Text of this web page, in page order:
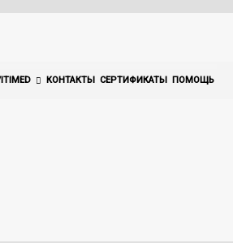
КОНТАКТЫ СЕРТИФИКАТЫ ПОМОЩЬ